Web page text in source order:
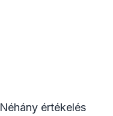
Néhány értékelés